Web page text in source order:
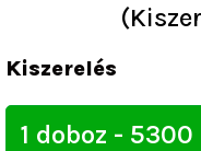
Kiszerelés
Tornado+
mennyiség